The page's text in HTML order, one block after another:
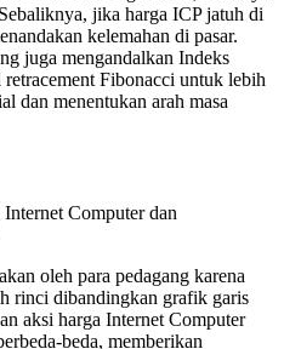
jika harga ICP jatuh di
kelemahan di pasar.
juga mengandalkan Indeks
Fibonacci untuk lebih
dan menentukan arah masa
Computer dan
oleh para pedagang karena
rinci dibandingkan grafik garis
aksi harga Internet Computer
beda, memberikan